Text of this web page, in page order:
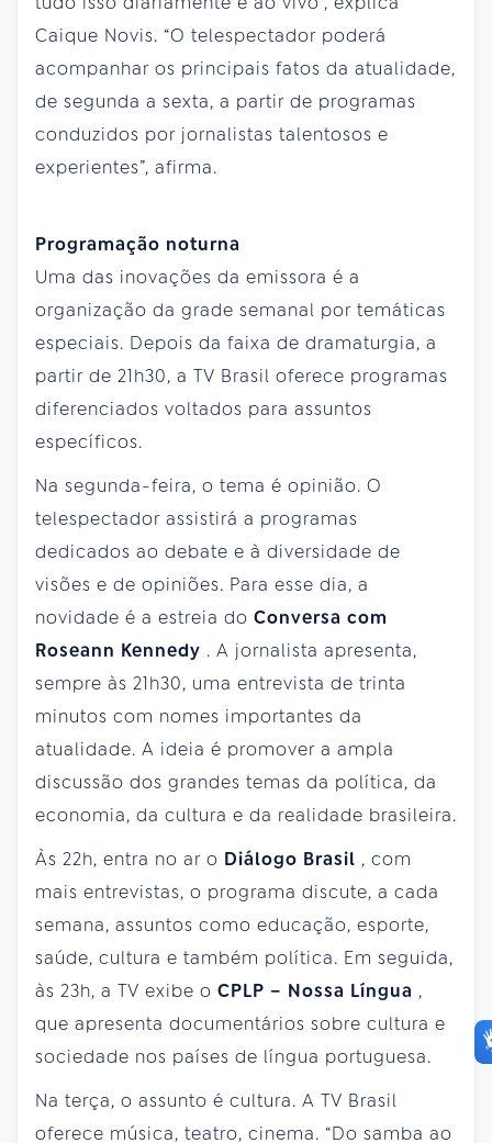
Caique Novis. “O telespectador poderá
acompanhar os principais fatos da atualidade,
de segunda a sexta, a partir de programas
conduzidos por jornalistas talentosos e
experientes”, afirma.
Programação noturna
Uma das inovações da emissora é a
organização da grade semanal por temáticas
especiais. Depois da faixa de dramaturgia, a
partir de 21h30, a TV Brasil oferece programas
diferenciados voltados para assuntos
específicos.
Na segunda-feira, o tema é opinião. O
telespectador assistirá a programas
dedicados ao debate e à diversidade de
visões e de opiniões. Para esse dia, a
novidade é a estreia do Conversa com
Roseann Kennedy . A jornalista apresenta,
sempre às 21h30, uma entrevista de trinta
minutos com nomes importantes da
atualidade. A ideia é promover a ampla
discussão dos grandes temas da política, da
economia, da cultura e da realidade brasileira.
Às 22h, entra no ar o Diálogo Brasil , com
mais entrevistas, o programa discute, a cada
semana, assuntos como educação, esporte,
saúde, cultura e também política. Em seguida,
às 23h, a TV exibe o CPLP – Nossa Língua ,
que apresenta documentários sobre cultura e
sociedade nos países de língua portuguesa.
Na terça, o assunto é cultura. A TV Brasil
oferece música, teatro, cinema. “Do samba ao